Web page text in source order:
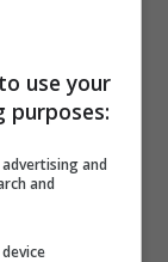
A
due
da
diEndrick
use your
purposes:
and
and